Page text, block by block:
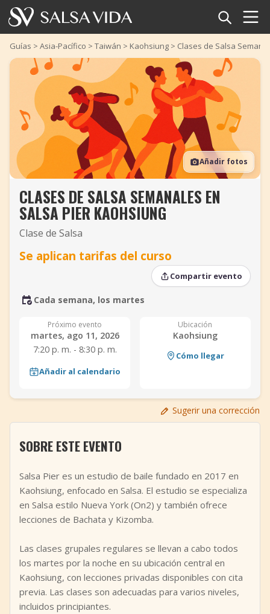
Inicio
Eventos
Noticias
Artículos
Videos
Glosario
TuneTempo
Guías > Asia-Pacífico > Taiwán > Kaohsiung > Clases de Salsa
Añadir fotos
CLASES DE SALSA SEMANALES EN
SALSA PIER KAOHSIUNG
Clase de Salsa
Se aplican tarifas del curso
Compartir evento
Cada semana, los martes
Próximo evento
martes, ago 11, 2026
7:20 p. m. - 8:30 p. m.
Añadir al calendario
Ubicación
Kaohsiung
Cómo llegar
Sugerir una corrección
SOBRE ESTE EVENTO
Salsa Pier es un estudio de baile fundado en 2017 en
Kaohsiung, enfocado en Salsa. El estudio se especializa
en Salsa estilo Nueva York (On2) y también ofrece
lecciones de Bachata y Kizomba.
Las clases grupales regulares se llevan a cabo todos
los martes por la noche en su ubicación central en
Kaohsiung, con lecciones privadas disponibles con cita
previa. Las clases son adecuadas para varios niveles,
incluidos principiantes.